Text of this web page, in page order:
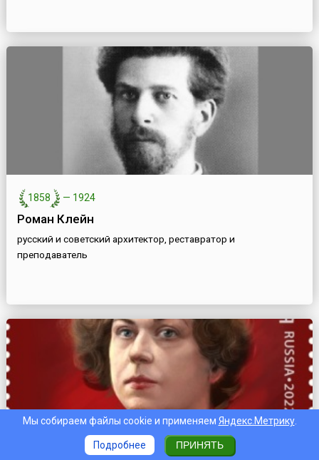
1858 — 1924
Роман Клейн
русский и советский архитектор, реставратор и
преподаватель
Мы собираем файлы cookie и применяем Яндекс.Метрику.
Подробнее ПРИНЯТЬ